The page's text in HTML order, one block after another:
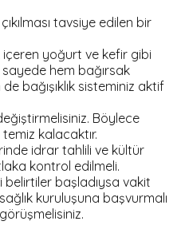
tavsiye edilen bir
yoğurt ve kefir gibi
hem bağırsak
bağışıklık sisteminiz aktif
Böylece
kalacaktır.
idrar tahlili ve kültür
kontrol edilmeli.
belirtiler başladıysa vakit
kuruluşuna başvurmalı